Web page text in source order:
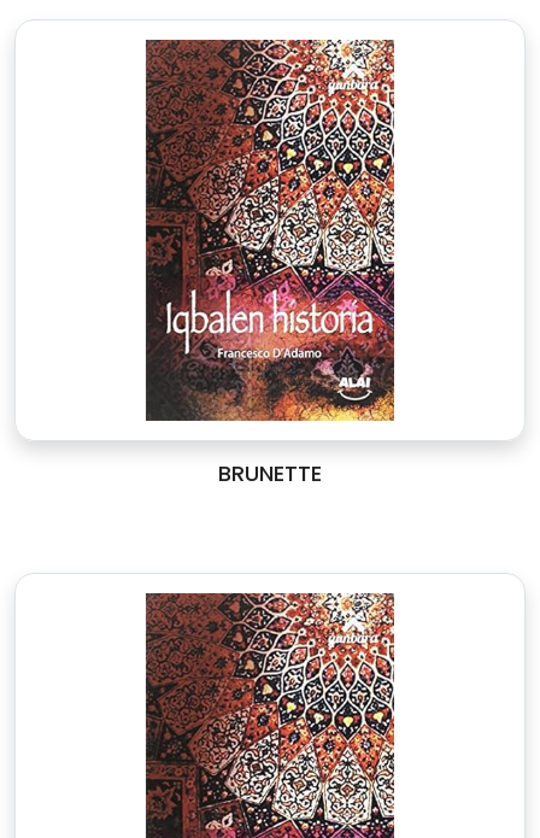
BRUNETTE